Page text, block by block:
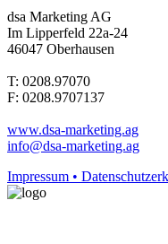
dsa Marketing AG
Im Lipperfeld 22a-24
46047 Oberhausen
T: 0208.97070
F: 0208.9707137
www.dsa-marketing.ag
info@dsa-marketing.ag
Impressum •